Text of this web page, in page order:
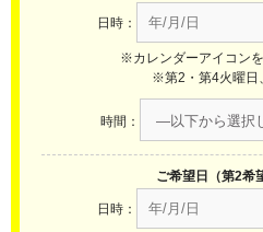
日時：
※カレンダーアイコン
※第2・第4火曜日
時間：
ご希望日（第2希
日時：